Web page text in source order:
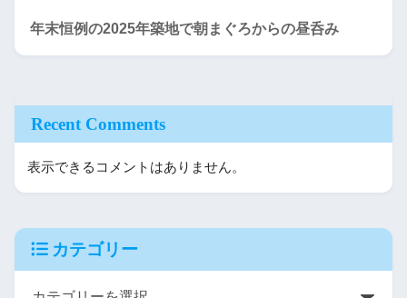
年末恒例の2025年築地で朝まぐろからの昼呑み
Recent Comments
表示できるコメントはありません。
カテゴリー